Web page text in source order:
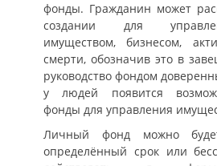
фонды. Гражданин может
создании для
имуществом, бизнесом,
смерти, обозначив это в
руководство фондом
у людей появится
фонды для управления
Личный фонд можно
определённый срок или